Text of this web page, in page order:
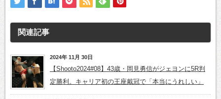
関連記事
2024年 11月 30日
【Shooto2024#08】43歳・岡見勇信がジェヨンに5R判
定勝利。キャリア初の王座戴冠で「本当にうれしい」